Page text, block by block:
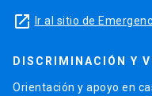
launch Ir al sitio de
DISCRIMINACIÓN Y
Orientación y apoyo en